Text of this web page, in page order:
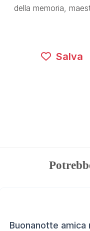
della memoria,
Salva
Buonanotte amica